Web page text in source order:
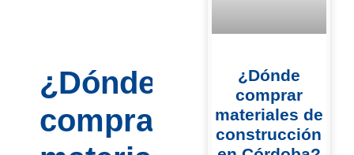
¿Dónde
comprar
¿Dónde
comprar
materiales de
construcción